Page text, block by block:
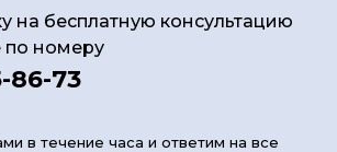
на бесплатную консультацию
по номеру
86-73
в течение часа и ответим на все